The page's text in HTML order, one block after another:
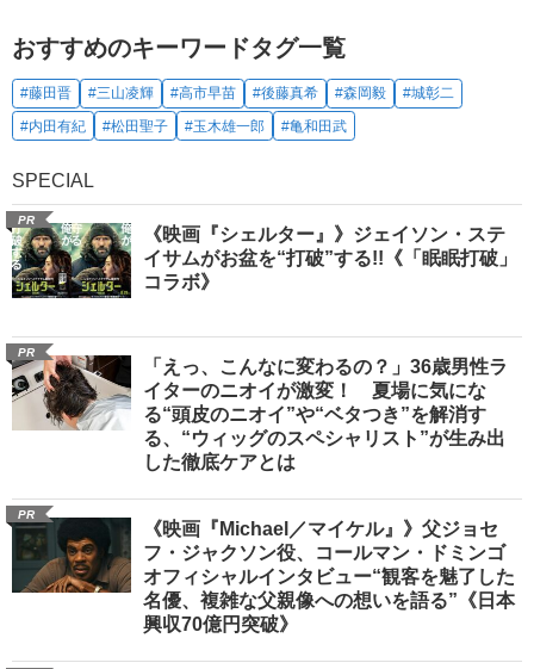
おすすめのキーワードタグ一覧
#藤田晋 #三山凌輝 #高市早苗 #後藤真希 #森岡毅
#城彰二
#内田有紀
#松田聖子 #玉木雄一郎 #亀和田武
SPECIAL
PR
《映画『シェルター』》ジェイソン・ステ
イサムがお盆を“打破”する!!《「眠眠打破」
コラボ》
PR
「えっ、こんなに変わるの？」36歳男性ラ
イターのニオイが激変！ 夏場に気にな
る“頭皮のニオイ”や“ベタつき”を解消す
る、“ウィッグのスペシャリスト”が生み出
した徹底ケアとは
PR
《映画『Michael／マイケル』》父ジョセ
フ・ジャクソン役、コールマン・ドミンゴ
オフィシャルインタビュー“観客を魅了した
名優、複雑な父親像への想いを語る”《日本
興収70億円突破》